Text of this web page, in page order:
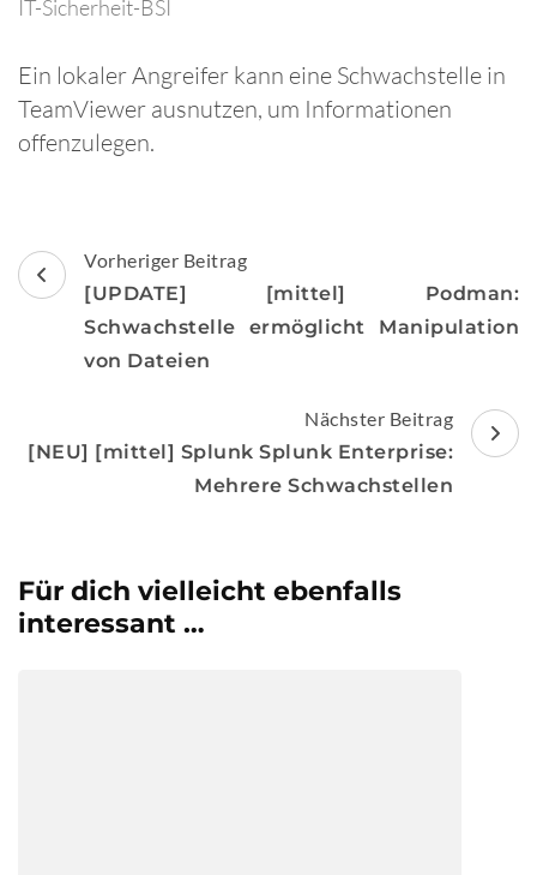
IT-Sicherheit-BSI
Ein lokaler Angreifer kann eine Schwachstelle in
TeamViewer ausnutzen, um Informationen
offenzulegen.
Beitragsnavigation
Vorheriger Beitrag
[UPDATE] [mittel] Podman:
Schwachstelle ermöglicht Manipulation
von Dateien
Nächster Beitrag
[NEU] [mittel] Splunk Splunk Enterprise:
Mehrere Schwachstellen
Für dich vielleicht ebenfalls
interessant …